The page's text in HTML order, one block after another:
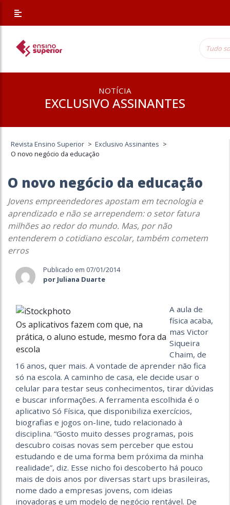
NOTÍCIA
EXCLUSIVO ASSINANTES
Revista Ensino Superior > Exclusivo Assinantes >
O novo negócio da educação
O novo negócio da educação
Jovens empreendedores apostam em tecnologia e
aprendizado e não se arrependem: o setor fatura
milhões ao redor do mundo. Mas, por não
entenderem o cotidiano escolar, também cometem
erros
Publicado em 07/01/2014
por Juliana Duarte
Os aplicativos fazem com que, na
prática, o aluno estude, mesmo fora da
escola
A aula de
física acaba,
mas Victor
Siqueira
Chaim, de
16 anos, quer mais. A vontade de aprender não fica
só na escola. A caminho de casa, ele decide usar o
celular para testar seus conhecimentos, tirar dúvidas
e buscar informações. A ferramenta escolhida é o
aplicativo Só Física, que disponibiliza exercícios,
biografias e jogos on-line, tudo relacionado à
disciplina. “Gosto muito desses programas, pois
descubro coisas novas sem perceber que estou
estudando e de uma forma bem próxima da minha
realidade”, diz. Esse nicho foi descoberto há pouco
mais de dois anos por diversas start ups brasileiras,
nome dado a empresas jovens, com ideias
inovadoras e um modelo de negócio rentável. De